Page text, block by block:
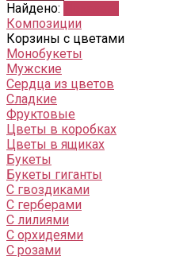
Найдено:
Композиции
Корзины с цветами
Монобукеты
Мужские
Сердца из цветов
Сладкие
Фруктовые
Цветы в коробках
Цветы в ящиках
Букеты
Букеты гиганты
С гвоздиками
С герберами
С лилиями
С орхидеями
С розами